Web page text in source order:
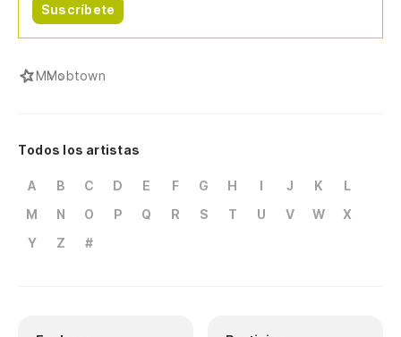
Suscríbete
MMobtown
Todos los artistas
A B C D E F G H I J K
L
M
N O P Q R S T U V W
X
Y
Z #